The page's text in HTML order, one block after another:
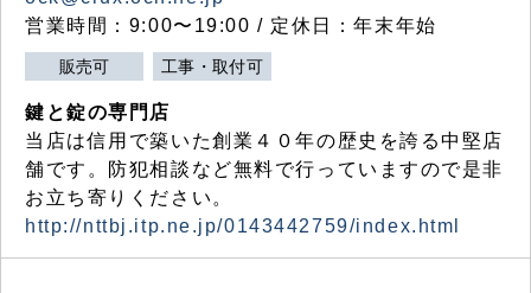
営業時間：9:00〜19:00 / 定休日：年末年始
販売可 工事・取付可
鍵と錠の専門店
当店は信用で築いた創業４０年の歴史を誇る中堅店
舗です。防犯相談など無料で行っていますので是非
お立ち寄りください。
http://nttbj.itp.ne.jp/0143442759/index.html